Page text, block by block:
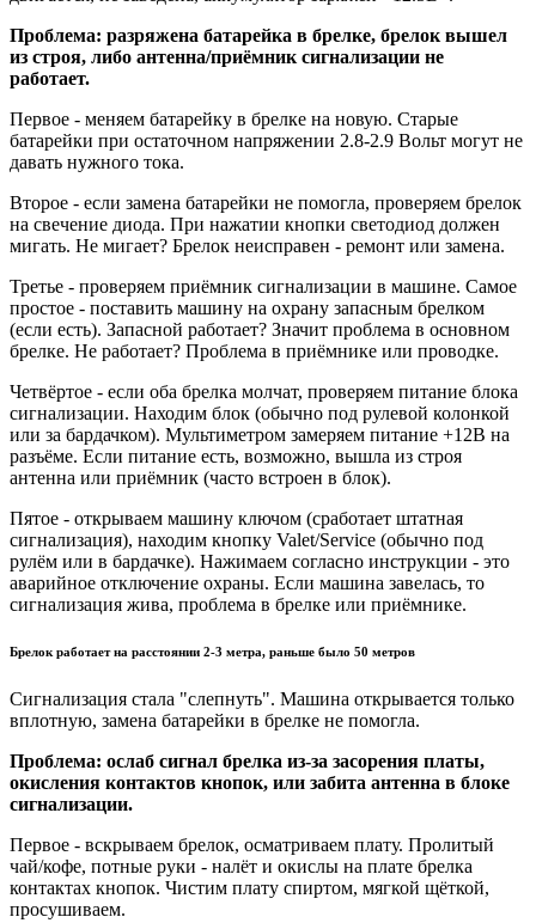
Проблема: разряжена батарейка в брелке, брелок вышел
из строя, либо антенна/приёмник сигнализации не
работает.
Первое - меняем батарейку в брелке на новую. Старые
батарейки при остаточном напряжении 2.8-2.9 Вольт могут не
давать нужного тока.
Второе - если замена батарейки не помогла, проверяем брелок
на свечение диода. При нажатии кнопки светодиод должен
мигать. Не мигает? Брелок неисправен - ремонт или замена.
Третье - проверяем приёмник сигнализации в машине. Самое
простое - поставить машину на охрану запасным брелком
(если есть). Запасной работает? Значит проблема в основном
брелке. Не работает? Проблема в приёмнике или проводке.
Четвёртое - если оба брелка молчат, проверяем питание блока
сигнализации. Находим блок (обычно под рулевой колонкой
или за бардачком). Мультиметром замеряем питание +12В на
разъёме. Если питание есть, возможно, вышла из строя
антенна или приёмник (часто встроен в блок).
Пятое - открываем машину ключом (сработает штатная
сигнализация), находим кнопку Valet/Service (обычно под
рулём или в бардачке). Нажимаем согласно инструкции - это
аварийное отключение охраны. Если машина завелась, то
сигнализация жива, проблема в брелке или приёмнике.
Брелок работает на расстоянии 2-3 метра, раньше было 50 метров
Сигнализация стала "слепнуть". Машина открывается только
вплотную, замена батарейки в брелке не помогла.
Проблема: ослаб сигнал брелка из-за засорения платы,
окисления контактов кнопок, или забита антенна в блоке
сигнализации.
Первое - вскрываем брелок, осматриваем плату. Пролитый
чай/кофе, потные руки - налёт и окислы на плате брелка
контактах кнопок. Чистим плату спиртом, мягкой щёткой,
просушиваем.